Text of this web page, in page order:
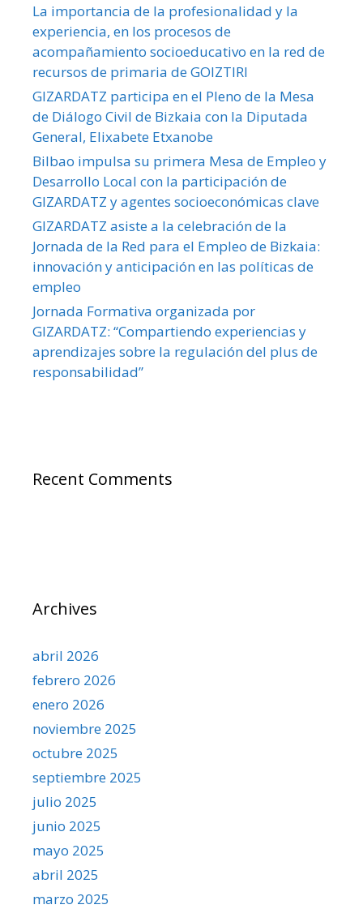
La importancia de la profesionalidad y la
experiencia, en los procesos de
acompañamiento socioeducativo en la red de
recursos de primaria de GOIZTIRI
GIZARDATZ participa en el Pleno de la Mesa
de Diálogo Civil de Bizkaia con la Diputada
General, Elixabete Etxanobe
Bilbao impulsa su primera Mesa de Empleo y
Desarrollo Local con la participación de
GIZARDATZ y agentes socioeconómicas clave
GIZARDATZ asiste a la celebración de la
Jornada de la Red para el Empleo de Bizkaia:
innovación y anticipación en las políticas de
empleo
Jornada Formativa organizada por
GIZARDATZ: “Compartiendo experiencias y
aprendizajes sobre la regulación del plus de
responsabilidad”
Recent Comments
Archives
abril 2026
febrero 2026
enero 2026
noviembre 2025
octubre 2025
septiembre 2025
julio 2025
junio 2025
mayo 2025
abril 2025
marzo 2025